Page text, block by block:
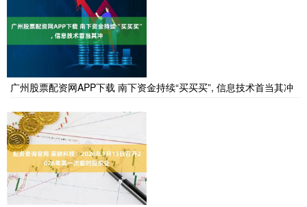
广州股票配资网APP下载 南下资金持续“买买买”, 信息技术首当其冲